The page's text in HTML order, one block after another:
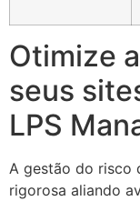
Otimize
seus
LPS
A gestão do risco
rigorosa aliando